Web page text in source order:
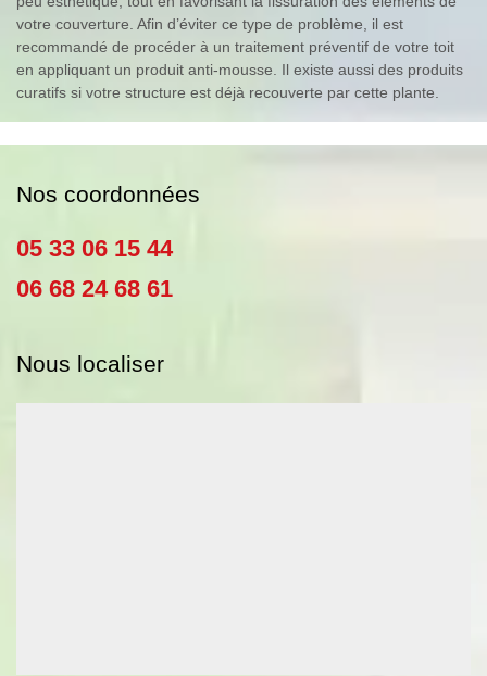
votre couverture. Afin d’éviter ce type de problème, il est
recommandé de procéder à un traitement préventif de votre toit
en appliquant un produit anti-mousse. Il existe aussi des produits
curatifs si votre structure est déjà recouverte par cette plante.
Nos coordonnées
05 33 06 15 44
06 68 24 68 61
Nous localiser